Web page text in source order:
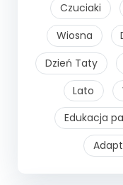
Czuciaki
Wiosna
Dzień Taty
Lato
Edukacja